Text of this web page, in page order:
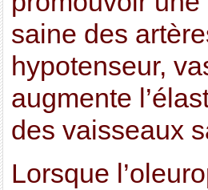
saine des
hypotenseur,
augmente
des vaisseaux
Lorsque